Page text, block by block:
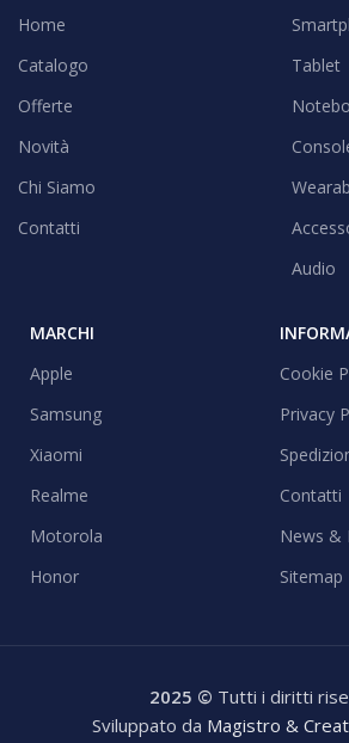
Home
Catalogo
Offerte
Novità
Chi Siamo
Contatti
Tablet
Audio
MARCHI
Apple
Samsung
Xiaomi
Realme
Motorola
Honor
Cookie
Privacy
Contatti
News &
Sitemap
2025 © Tutti i diritti
Sviluppato da Magistro &